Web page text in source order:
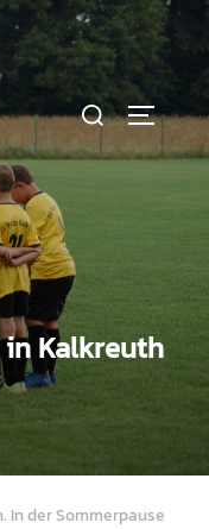
Suchen
nach:
Kalkreuth
In der Sommerpause